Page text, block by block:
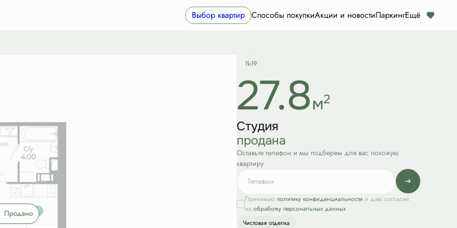
Выбор квартир Способы покупкиАкции и новостиПаркингЕщё
Квартира забронирована
Продано
№19
27.8м2
Студия
продана
Оставьте телефон и мы подберем для вас похожую
квартиру
Принимаю политику конфиденциальности и даю согласие
на обработку персональных данных
Чистовая отделка